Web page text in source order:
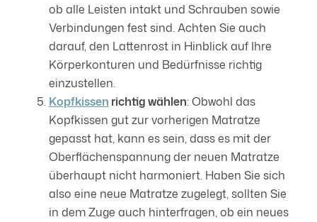
ob alle Leisten intakt und Schrauben sowie
Verbindungen fest sind. Achten Sie auch
darauf, den Lattenrost in Hinblick auf Ihre
Körperkonturen und Bedürfnisse richtig
einzustellen.
Kopfkissen richtig wählen: Obwohl das
Kopfkissen gut zur vorherigen Matratze
gepasst hat, kann es sein, dass es mit der
Oberflächenspannung der neuen Matratze
überhaupt nicht harmoniert. Haben Sie sich
also eine neue Matratze zugelegt, sollten Sie
in dem Zuge auch hinterfragen, ob ein neues